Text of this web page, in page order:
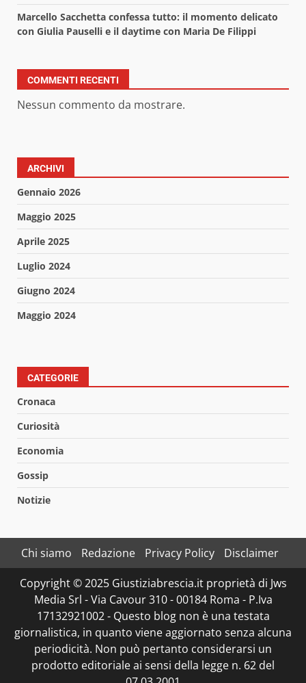
Marcello Sacchetta confessa tutto: il momento delicato
con Giulia Pauselli e il daytime con Maria De Filippi
COMMENTI RECENTI
Nessun commento da mostrare.
ARCHIVI
Gennaio 2026
Maggio 2025
Aprile 2025
Luglio 2024
Giugno 2024
Maggio 2024
CATEGORIE
Cronaca
Curiosità
Economia
Gossip
Notizie
Chi siamo Redazione Privacy Policy
Disclaimer
Copyright © 2025 Giustiziabrescia.it proprietà di Jws
Media Srl - Via Cavour 310 - 00184 Roma - P.Iva
17132921002 - Questo blog non è una testata
giornalistica, in quanto viene aggiornato senza alcuna
periodicità. Non può pertanto considerarsi un
prodotto editoriale ai sensi della legge n. 62 del